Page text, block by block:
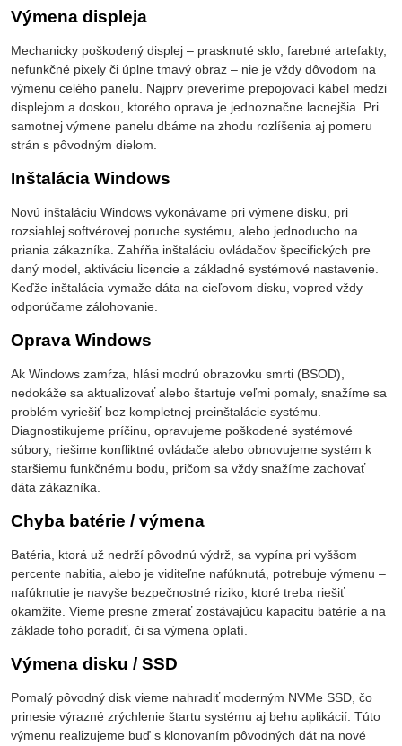
Výmena displeja
Mechanicky poškodený displej – prasknuté sklo, farebné artefakty,
nefunkčné pixely či úplne tmavý obraz – nie je vždy dôvodom na
výmenu celého panelu. Najprv preveríme prepojovací kábel medzi
displejom a doskou, ktorého oprava je jednoznačne lacnejšia. Pri
samotnej výmene panelu dbáme na zhodu rozlíšenia aj pomeru
strán s pôvodným dielom.
Inštalácia Windows
Novú inštaláciu Windows vykonávame pri výmene disku, pri
rozsiahlej softvérovej poruche systému, alebo jednoducho na
priania zákazníka. Zahŕňa inštaláciu ovládačov špecifických pre
daný model, aktiváciu licencie a základné systémové nastavenie.
Keďže inštalácia vymaže dáta na cieľovom disku, vopred vždy
odporúčame zálohovanie.
Oprava Windows
Ak Windows zamŕza, hlási modrú obrazovku smrti (BSOD),
nedokáže sa aktualizovať alebo štartuje veľmi pomaly, snažíme sa
problém vyriešiť bez kompletnej preinštalácie systému.
Diagnostikujeme príčinu, opravujeme poškodené systémové
súbory, riešime konfliktné ovládače alebo obnovujeme systém k
staršiemu funkčnému bodu, pričom sa vždy snažíme zachovať
dáta zákazníka.
Chyba batérie / výmena
Batéria, ktorá už nedrží pôvodnú výdrž, sa vypína pri vyššom
percente nabitia, alebo je viditeľne nafúknutá, potrebuje výmenu –
nafúknutie je navyše bezpečnostné riziko, ktoré treba riešiť
okamžite. Vieme presne zmerať zostávajúcu kapacitu batérie a na
základe toho poradiť, či sa výmena oplatí.
Výmena disku / SSD
Pomalý pôvodný disk vieme nahradiť moderným NVMe SSD, čo
prinesie výrazné zrýchlenie štartu systému aj behu aplikácií. Túto
výmenu realizujeme buď s klonovaním pôvodných dát na nové